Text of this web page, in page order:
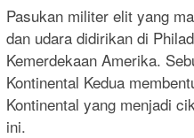
Pasukan militer elit yang
dan udara didirikan di
Kemerdekaan Amerika.
Kontinental Kedua
Kontinental yang menjadi
ini.